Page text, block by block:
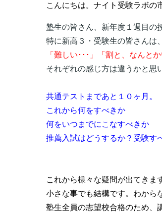
こんにちは。ナイト受験ラボの
塾生の皆さん、新年度１週目の
特に新高３・受験生の皆さんは
「難しい･･･」「割と、なんと
それぞれの感じ方は違うかと思
共通テストまであと１０ヶ月。
これから何をすべきか
何をいつまでにこなすべきか
推薦入試はどうするか？受験す
これから様々な疑問が出てきま
小さな事でも結構です。わから
塾生全員の志望校合格のため、